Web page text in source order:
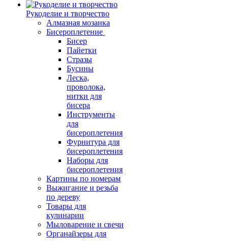
Рукоделие и творчество
Алмазная мозаика
Бисероплетение
Бисер
Пайетки
Стразы
Бусины
Леска,
проволока,
нитки для
бисера
Инструменты
для
бисероплетения
Фурнитура для
бисероплетения
Наборы для
бисероплетения
Картины по номерам
Выжигание и резьба
по дереву
Товары для
кулинарии
Мыловарение и свечи
Органайзеры для